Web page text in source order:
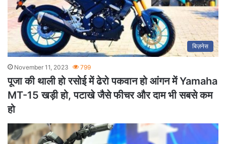
बिज़नेस
November 11, 2023 799
पूजा की थाली हो रसोई में ढेरो पकवान हो आंगन में Yamaha
MT-15 खड़ी हो, पटाखे जैसे फीचर और दाम भी सबसे कम
हो